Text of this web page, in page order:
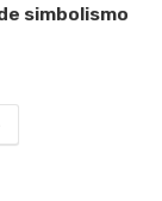
simbolismo